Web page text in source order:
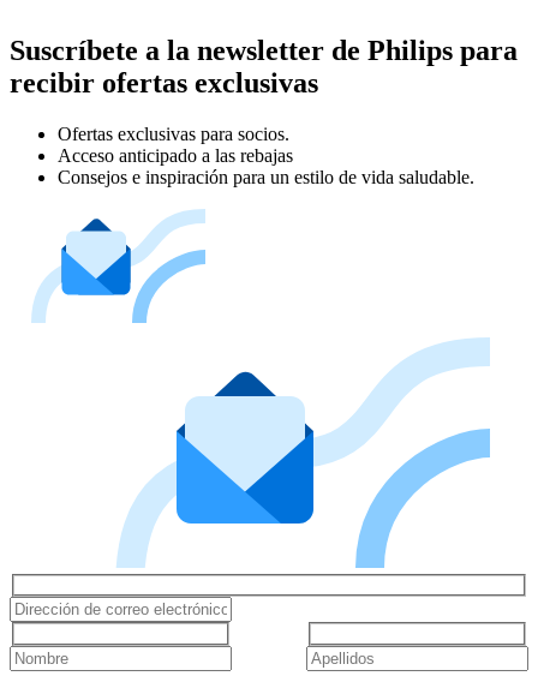
Suscríbete a la newsletter de Philips para
recibir ofertas exclusivas
Ofertas exclusivas para socios.
Acceso anticipado a las rebajas
Consejos e inspiración para un estilo de vida saludable.